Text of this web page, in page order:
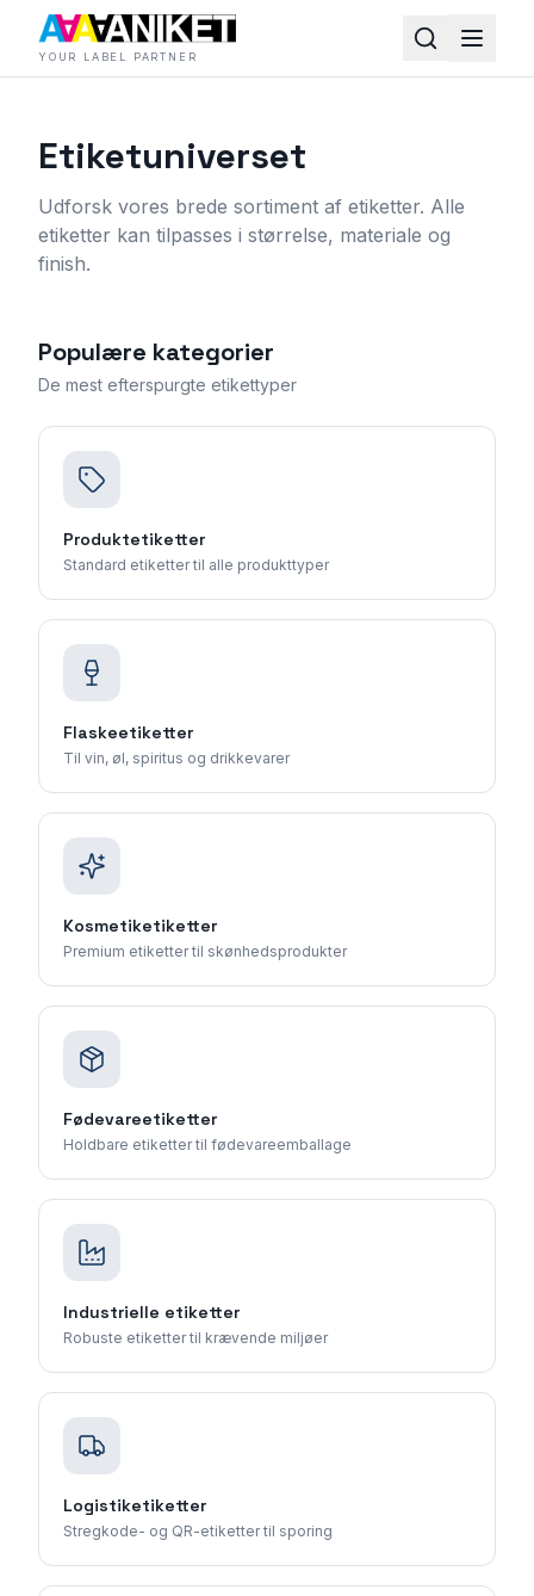
YOUR LABEL PARTNER
Etiketuniverset
Udforsk vores brede sortiment af etiketter. Alle
etiketter kan tilpasses i størrelse, materiale og
finish.
Populære kategorier
De mest efterspurgte etikettyper
Produktetiketter
Standard etiketter til alle produkttyper
Flaskeetiketter
Til vin, øl, spiritus og drikkevarer
Kosmetiketiketter
Premium etiketter til skønhedsprodukter
Fødevareetiketter
Holdbare etiketter til fødevareemballage
Industrielle etiketter
Robuste etiketter til krævende miljøer
Logistiketiketter
Stregkode- og QR-etiketter til sporing